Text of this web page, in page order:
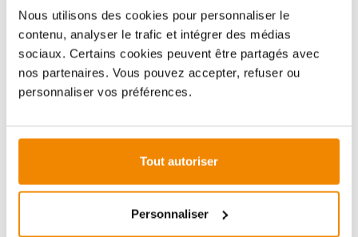
Nous utilisons des cookies pour personnaliser le
contenu, analyser le trafic et intégrer des médias
sociaux. Certains cookies peuvent être partagés avec
nos partenaires. Vous pouvez accepter, refuser ou
personnaliser vos préférences.
Tout autoriser
Personnaliser
E-mail :
[email protected]
Téléphone :
+33 1 59 58 12 04